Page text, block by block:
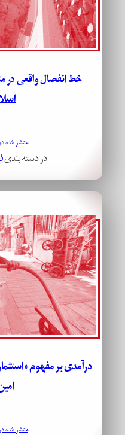
خط انفصال واقعی در
منتشر شده در تاریخ
در دسته بندی
درآمدی بر مفهوم
منتشر شده در تاریخ